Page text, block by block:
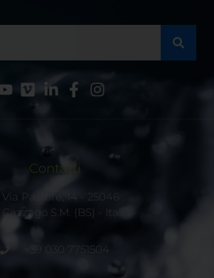
Contatti
Via Pastore, 14 - 25046
Cazzago S.M. (BS) - Italia
+39 030 7751504